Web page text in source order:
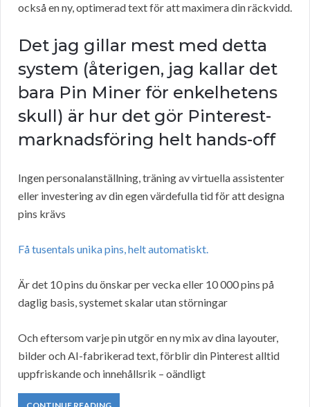
också en ny, optimerad text för att maximera din räckvidd.
Det jag gillar mest med detta
system (återigen, jag kallar det
bara Pin Miner för enkelhetens
skull) är hur det gör Pinterest-
marknadsföring helt hands-off
Ingen personalanställning, träning av virtuella assistenter
eller investering av din egen värdefulla tid för att designa
pins krävs
Få tusentals unika pins, helt automatiskt.
Är det 10 pins du önskar per vecka eller 10 000 pins på
daglig basis, systemet skalar utan störningar
Och eftersom varje pin utgör en ny mix av dina layouter,
bilder och AI-fabrikerad text, förblir din Pinterest alltid
uppfriskande och innehållsrik – oändligt